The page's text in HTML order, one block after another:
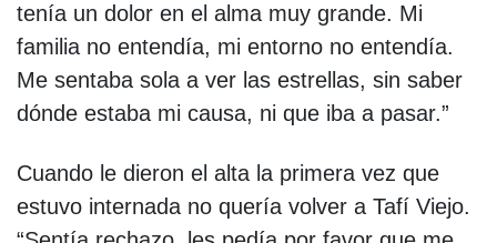
tenía un dolor en el alma muy grande. Mi
familia no entendía, mi entorno no entendía.
Me sentaba sola a ver las estrellas, sin saber
dónde estaba mi causa, ni que iba a pasar.”
Cuando le dieron el alta la primera vez que
estuvo internada no quería volver a Tafí Viejo.